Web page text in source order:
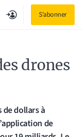
S'abonner
drones
de dollars à
de